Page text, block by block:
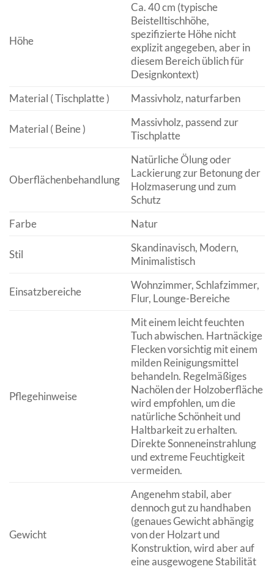
Höhe
Ca. 40 cm (typische
Beistelltischhöhe,
spezifizierte Höhe nicht
explizit angegeben, aber in
diesem Bereich üblich für
Designkontext)
Material ( Tischplatte )
Massivholz, naturfarben
Material ( Beine )
Massivholz, passend zur
Tischplatte
Oberflächenbehandlung
Natürliche Ölung oder
Lackierung zur Betonung der
Holzmaserung und zum
Schutz
Farbe
Natur
Stil
Skandinavisch, Modern,
Minimalistisch
Einsatzbereiche
Wohnzimmer, Schlafzimmer,
Flur, Lounge-Bereiche
Pflegehinweise
Mit einem leicht feuchten
Tuch abwischen. Hartnäckige
Flecken vorsichtig mit einem
milden Reinigungsmittel
behandeln. Regelmäßiges
Nachölen der Holzoberfläche
wird empfohlen, um die
natürliche Schönheit und
Haltbarkeit zu erhalten.
Direkte Sonneneinstrahlung
und extreme Feuchtigkeit
vermeiden.
Gewicht
Angenehm stabil, aber
dennoch gut zu handhaben
(genaues Gewicht abhängig
von der Holzart und
Konstruktion, wird aber auf
eine ausgewogene Stabilität